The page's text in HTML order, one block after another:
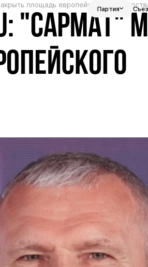
Партия
площадь европейского
"САРМАТ"